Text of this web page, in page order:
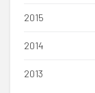
2015
2014
2013